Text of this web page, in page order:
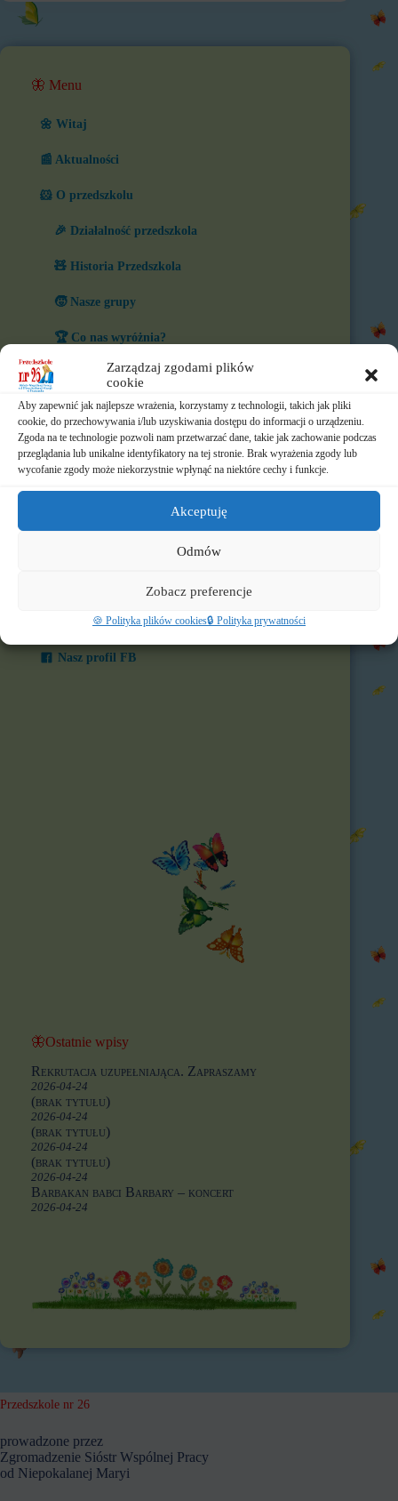
Zarządzaj zgodami plików
cookie
Aby zapewnić jak najlepsze wrażenia, korzystamy z technologii, takich jak pliki
cookie, do przechowywania i/lub uzyskiwania dostępu do informacji o urządzeniu.
Zgoda na te technologie pozwoli nam przetwarzać dane, takie jak zachowanie podczas
przeglądania lub unikalne identyfikatory na tej stronie. Brak wyrażenia zgody lub
wycofanie zgody może niekorzystnie wpłynąć na niektóre cechy i funkcje.
Akceptuję
Odmów
Zobacz preferencje
🍪 Polityka plików cookies🔒 Polityka prywatności
🦋 Menu
🌼 Witaj
📰 Aktualności
🐹 O przedszkolu
🎉 Działalność przedszkola
🧸 Historia Przedszkola
🧒 Nasze grupy
🏆 Co nas wyróżnia?
🎨 W naszym przedszkolu
⏲️ Ramowy rozkład dnia
📃 Dokumenty
⛪ Historia Zgromadzenia
🌐 Polecamy
Nasz profil FB
🦋Ostatnie wpisy
Rekrutacja uzupełniająca. Zapraszamy
2026-04-24
(brak tytułu)
2026-04-24
(brak tytułu)
2026-04-24
(brak tytułu)
2026-04-24
Barbakan babci Barbary – koncert
2026-04-24
Przedszkole nr 26
prowadzone przez
Zgromadzenie Sióstr Wspólnej Pracy
od Niepokalanej Maryi